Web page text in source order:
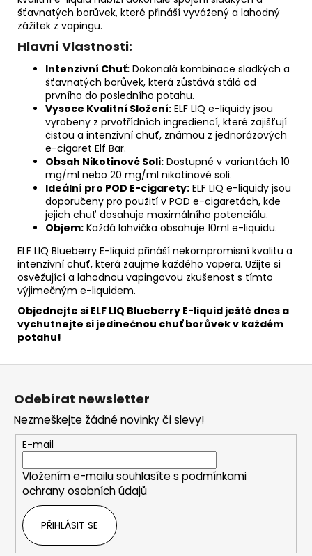
šťavnatých borůvek, které přináší vyvážený a lahodný
zážitek z vapingu.
Hlavní Vlastnosti:
Intenzivní Chuť: Dokonalá kombinace sladkých a
šťavnatých borůvek, která zůstává stálá od
prvního do posledního potahu.
Vysoce Kvalitní Složení: ELF LIQ e-liquidy jsou
vyrobeny z prvotřídních ingrediencí, které zajišťují
čistou a intenzivní chuť, známou z jednorázových
e-cigaret Elf Bar.
Obsah Nikotinové Soli: Dostupné v variantách 10
mg/ml nebo 20 mg/ml nikotinové soli.
Ideální pro POD E-cigarety: ELF LIQ e-liquidy jsou
doporučeny pro použití v POD e-cigaretách, kde
jejich chuť dosahuje maximálního potenciálu.
Objem: Každá lahvička obsahuje 10ml e-liquidu.
ELF LIQ Blueberry E-liquid přináší nekompromisní kvalitu a
intenzivní chuť, která zaujme každého vapera. Užijte si
osvěžující a lahodnou vapingovou zkušenost s tímto
výjimečným e-liquidem.
Objednejte si ELF LIQ Blueberry E-liquid ještě dnes a
vychutnejte si jedinečnou chuť borůvek v každém
potahu!
Odebírat newsletter
Nezmeškejte žádné novinky či slevy!
E-mail
Vložením e-mailu souhlasíte s podmínkami
ochrany osobních údajů
PŘIHLÁSIT SE